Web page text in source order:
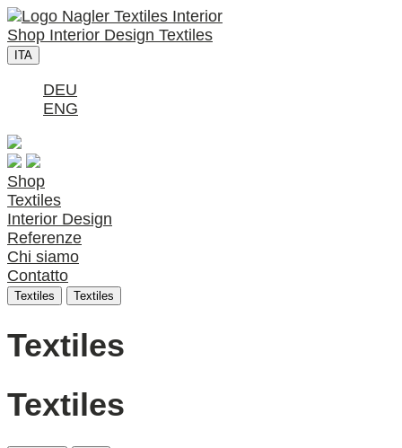
Shop Interior Design Textiles
ITA
DEU
ENG
Shop
Textiles
Interior Design
Referenze
Chi siamo
Contatto
Textiles Textiles
Textiles
Textiles